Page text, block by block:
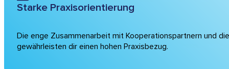
Starke Praxisorientierung
Die enge Zusammenarbeit mit Kooperationspartnern und
gewährleisten dir einen hohen Praxisbezug.